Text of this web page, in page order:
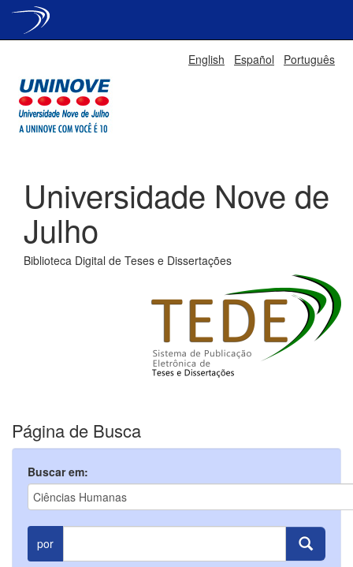
English Español Português
Universidade Nove de
Julho
Biblioteca Digital de Teses e Dissertações
Página de Busca
Buscar em:
por